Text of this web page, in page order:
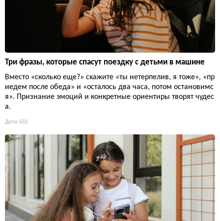
Три фразы, которые спасут поездку с детьми в машине
Вместо «сколько еще?» скажите «ты нетерпелив, я тоже», «пр
иедем после обеда» и «осталось два часа, потом остановимс
я». Признание эмоций и конкретные ориентиры творят чудес
а.
Дети 503